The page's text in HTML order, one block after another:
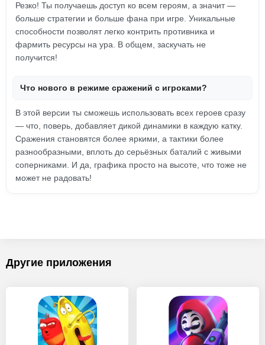
Резко! Ты получаешь доступ ко всем героям, а значит —
больше стратегии и больше фана при игре. Уникальные
способности позволят легко контрить противника и
фармить ресурсы на ура. В общем, заскучать не
получится!
Что нового в режиме сражений с игроками?
В этой версии ты сможешь использовать всех героев сразу
— что, поверь, добавляет дикой динамики в каждую катку.
Сражения становятся более яркими, а тактики более
разнообразными, вплоть до серьёзных баталий с живыми
соперниками. И да, графика просто на высоте, что тоже не
может не радовать!
Другие приложения